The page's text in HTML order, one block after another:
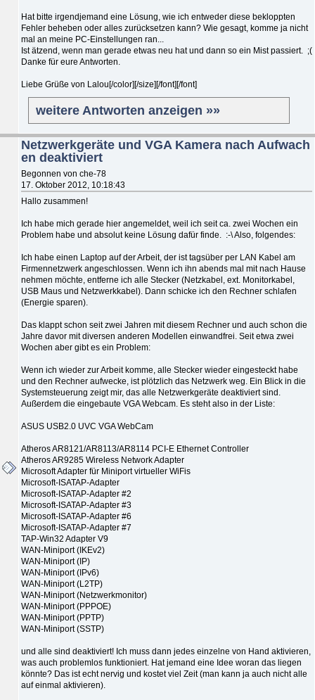
Hat bitte irgendjemand eine Lösung, wie ich entweder diese bekloppten
Fehler beheben oder alles zurücksetzen kann? Wie gesagt, komme ja nicht
mal an meine PC-Einstellungen ran...
Ist ätzend, wenn man gerade etwas neu hat und dann so ein Mist passiert. ;(
Danke für eure Antworten.
Liebe Grüße von Lalou[/color][/size][/font][/font]
weitere Antworten anzeigen »»
Netzwerkgeräte und VGA Kamera nach Aufwach
en deaktiviert
Begonnen von che-78
17. Oktober 2012, 10:18:43
Hallo zusammen!
Ich habe mich gerade hier angemeldet, weil ich seit ca. zwei Wochen ein
Problem habe und absolut keine Lösung dafür finde. :-\ Also, folgendes:
Ich habe einen Laptop auf der Arbeit, der ist tagsüber per LAN Kabel am
Firmennetzwerk angeschlossen. Wenn ich ihn abends mal mit nach Hause
nehmen möchte, entferne ich alle Stecker (Netzkabel, ext. Monitorkabel,
USB Maus und Netzwerkkabel). Dann schicke ich den Rechner schlafen
(Energie sparen).
Das klappt schon seit zwei Jahren mit diesem Rechner und auch schon die
Jahre davor mit diversen anderen Modellen einwandfrei. Seit etwa zwei
Wochen aber gibt es ein Problem:
Wenn ich wieder zur Arbeit komme, alle Stecker wieder eingesteckt habe
und den Rechner aufwecke, ist plötzlich das Netzwerk weg. Ein Blick in die
Systemsteuerung zeigt mir, das alle Netzwerkgeräte deaktiviert sind.
Außerdem die eingebaute VGA Webcam. Es steht also in der Liste:
ASUS USB2.0 UVC VGA WebCam
Atheros AR8121/AR8113/AR8114 PCI-E Ethernet Controller
Atheros AR9285 Wireless Network Adapter
Microsoft Adapter für Miniport virtueller WiFis
Microsoft-ISATAP-Adapter
Microsoft-ISATAP-Adapter #2
Microsoft-ISATAP-Adapter #3
Microsoft-ISATAP-Adapter #6
Microsoft-ISATAP-Adapter #7
TAP-Win32 Adapter V9
WAN-Miniport (IKEv2)
WAN-Miniport (IP)
WAN-Miniport (IPv6)
WAN-Miniport (L2TP)
WAN-Miniport (Netzwerkmonitor)
WAN-Miniport (PPPOE)
WAN-Miniport (PPTP)
WAN-Miniport (SSTP)
und alle sind deaktiviert! Ich muss dann jedes einzelne von Hand aktivieren,
was auch problemlos funktioniert. Hat jemand eine Idee woran das liegen
könnte? Das ist echt nervig und kostet viel Zeit (man kann ja auch nicht alle
auf einmal aktivieren).